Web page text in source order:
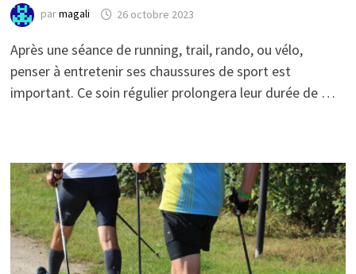
parmagali 26 octobre 2023
Après une séance de running, trail, rando, ou vélo,
penser à entretenir ses chaussures de sport est
important. Ce soin régulier prolongera leur durée de …